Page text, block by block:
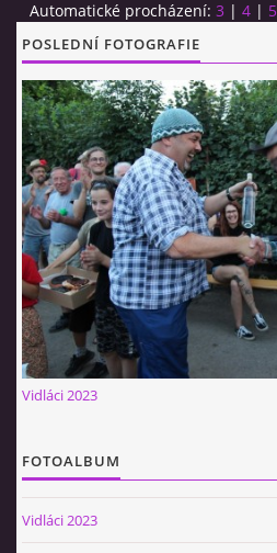
FOTOALBUM
CESTA KOLEM SVĚTA 2014 - VIDEO
VIDLÁCKÝ VÍCEBOJ 2023
CENÍK
Automatické procházení: 3 | 4 | 5
POSLEDNÍ FOTOGRAFIE
Vidláci 2023
FOTOALBUM
Vidláci 2023